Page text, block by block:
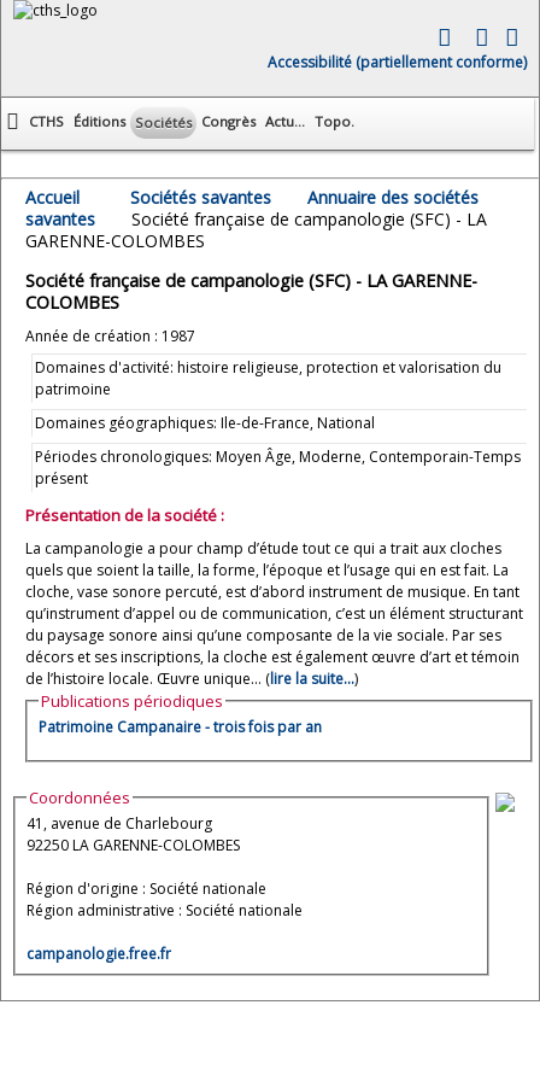
Accessibilité (partiellement conforme)
CTHS Éditions Sociétés Congrès Actu... Topo.
Accueil Sociétés savantes
Annuaire des sociétés
savantes
Société française de campanologie (SFC) - LA
GARENNE-COLOMBES
Société française de campanologie (SFC) - LA GARENNE-
COLOMBES
Année de création : 1987
Domaines d'activité: histoire religieuse, protection et valorisation du
patrimoine
Domaines géographiques: Ile-de-France, National
Périodes chronologiques: Moyen Âge, Moderne, Contemporain-Temps
présent
Présentation de la société :
La campanologie a pour champ d’étude tout ce qui a trait aux cloches
quels que soient la taille, la forme, l’époque et l’usage qui en est fait. La
cloche, vase sonore percuté, est d’abord instrument de musique. En tant
qu’instrument d’appel ou de communication, c’est un élément structurant
du paysage sonore ainsi qu’une composante de la vie sociale. Par ses
décors et ses inscriptions, la cloche est également œuvre d’art et témoin
de l’histoire locale. Œuvre unique... (lire la suite...)
Publications périodiques
Patrimoine Campanaire - trois fois par an
Coordonnées
41, avenue de Charlebourg
92250 LA GARENNE-COLOMBES
Région d'origine : Société nationale
Région administrative : Société nationale
campanologie.free.fr